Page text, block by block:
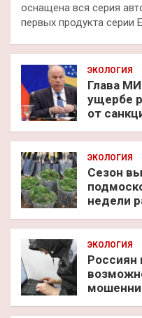
оснащена вся серия
первых продукта серии
ЭКОЛОГИЯ
Глава
ущербе
от
ЭКОЛОГИЯ
Сезон
недели
ЭКОЛОГИЯ
Россиян